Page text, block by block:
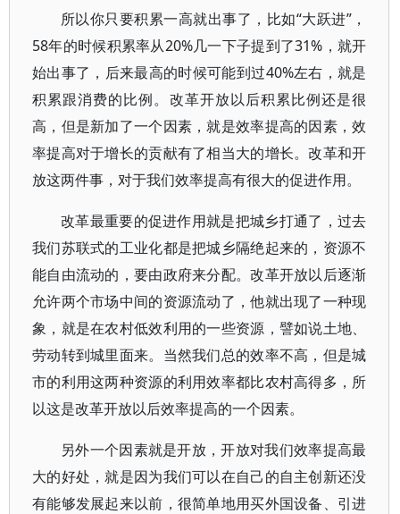
所以你只要积累一高就出事了，比如“大跃进”，
58年的时候积累率从20%几一下子提到了31%，就开
始出事了，后来最高的时候可能到过40%左右，就是
积累跟消费的比例。改革开放以后积累比例还是很
高，但是新加了一个因素，就是效率提高的因素，效
率提高对于增长的贡献有了相当大的增长。改革和开
放这两件事，对于我们效率提高有很大的促进作用。
改革最重要的促进作用就是把城乡打通了，过去
我们苏联式的工业化都是把城乡隔绝起来的，资源不
能自由流动的，要由政府来分配。改革开放以后逐渐
允许两个市场中间的资源流动了，他就出现了一种现
象，就是在农村低效利用的一些资源，譬如说土地、
劳动转到城里面来。当然我们总的效率不高，但是城
市的利用这两种资源的利用效率都比农村高得多，所
以这是改革开放以后效率提高的一个因素。
另外一个因素就是开放，开放对我们效率提高最
大的好处，就是因为我们可以在自己的自主创新还没
有能够发展起来以前，很简单地用买外国设备、引进